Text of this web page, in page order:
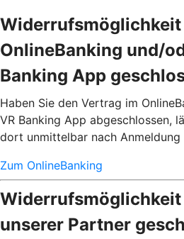
OnlineBanking und/
Banking App
Haben Sie den Vertrag im
VR Banking App abgeschlossen,
dort unmittelbar nach Anmeldung
Zum OnlineBanking
unserer Partner